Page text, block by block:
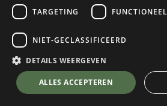
Patagonia
MEN'S ALTVIA ALPINE PANTS
2 color(s) available
€159,95 €
TARGETING FUNCTIONEEL
NIET-GECLASSIFICEERD
DETAILS WEERGEVEN
ALLES ACCEPTEREN